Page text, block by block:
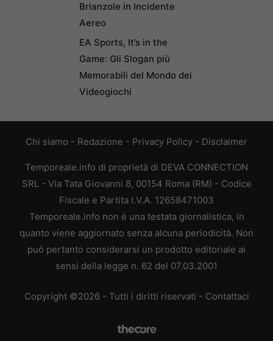
Brianzole in Incidente
Aereo
EA Sports, It’s in the
Game: Gli Slogan più
Memorabili del Mondo dei
Videogiochi
Chi siamo - Redazione - Privacy Policy - Disclaimer
Temporeale.info di proprietà di DEVA CONNECTION
SRL - Via Tata Giovanni 8, 00154 Roma (RM) - Codice
Fiscale e Partita I.V.A. 12658471003
Temporeale.info non è una testata giornalistica, in
quanto viene aggiornato senza alcuna periodicità. Non
può pertanto considerarsi un prodotto editoriale ai
sensi della legge n. 62 del 07.03.2001
Copyright ©2026 - Tutti i diritti riservati - Contattaci